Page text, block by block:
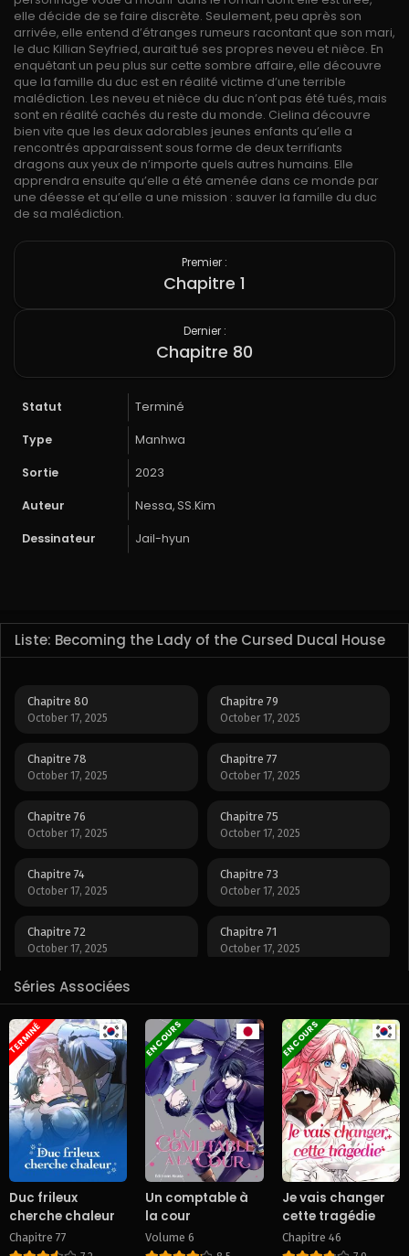
elle décide de se faire discrète. Seulement, peu après son
arrivée, elle entend d’étranges rumeurs racontant que son mari,
le duc Killian Seyfried, aurait tué ses propres neveu et nièce. En
enquêtant un peu plus sur cette sombre affaire, elle découvre
que la famille du duc est en réalité victime d’une terrible
malédiction. Les neveu et nièce du duc n’ont pas été tués, mais
sont en réalité cachés du reste du monde. Cielina découvre
bien vite que les deux adorables jeunes enfants qu’elle a
rencontrés apparaissent sous forme de deux terrifiants
dragons aux yeux de n’importe quels autres humains. Elle
apprendra ensuite qu’elle a été amenée dans ce monde par
une déesse et qu’elle a une mission : sauver la famille du duc
de sa malédiction.
Premier :
Chapitre 1
Dernier :
Chapitre 80
Statut Terminé
Type Manhwa
Sortie 2023
Auteur Nessa, SS.Kim
Dessinateur Jail-hyun
Liste: Becoming the Lady of the Cursed Ducal House
Chapitre 80
October 17, 2025
Chapitre 79
October 17, 2025
Chapitre 78
October 17, 2025
Chapitre 77
October 17, 2025
Chapitre 76
October 17, 2025
Chapitre 75
October 17, 2025
Chapitre 74
October 17, 2025
Chapitre 73
October 17, 2025
Chapitre 72
October 17, 2025
Chapitre 71
October 17, 2025
Chapitre 70
October 17, 2025 October 17, 2025
Chapitre 68
October 17, 2025
Chapitre 67
October 17, 2025
Chapitre 66
October 17, 2025
Chapitre 65
October 17, 2025
Chapitre 64
October 17, 2025
Chapitre 63
October 17, 2025
Chapitre 62
October 17, 2025 October 17, 2025
Séries Associées
TERMINÉ
Duc frileux
cherche chaleur
Chapitre 77
EN COURS
Un comptable à
la cour
Volume 6
EN COURS
Je vais changer
cette tragédie
Chapitre 46